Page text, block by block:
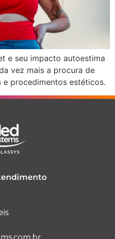
e seu impacto autoestima
vez mais a procura de
procedimentos estéticos.